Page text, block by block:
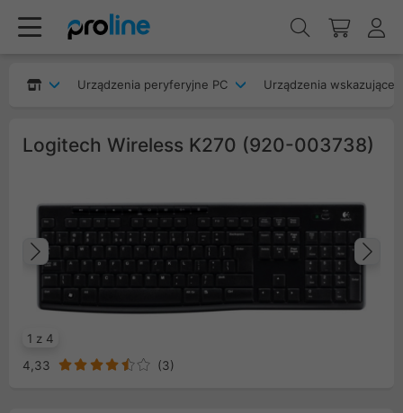
Urządzenia peryferyjne PC Urządzenia wskazujące
Logitech Wireless K270 (920-003738)
1 z 4
Poprzedni
4,33 (3)